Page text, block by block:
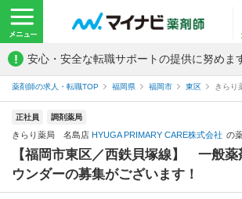
! 安心・安全な転職サポートの提供に努めま
薬剤師の求人・転職TOP 福岡県 福岡市 東区 きら
正社員 調剤薬局
きらり薬局 名島店 HYUGA PRIMARY CARE株式会社 の
【福岡市東区／西鉄貝塚線】 一般薬
ウンダーの募集がございます！